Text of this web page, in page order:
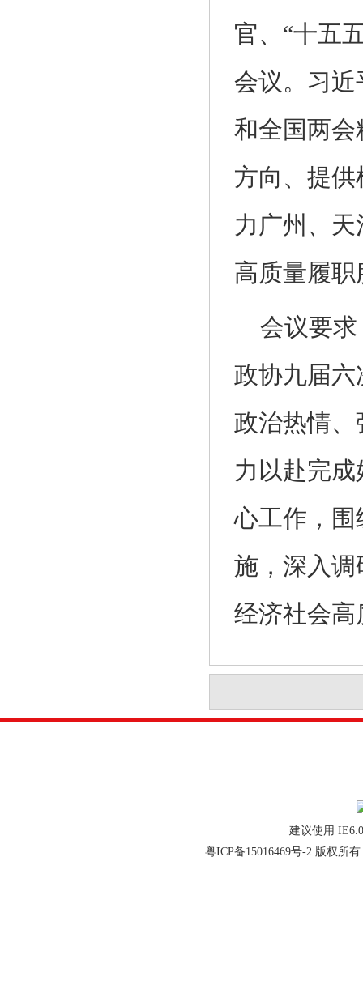
官、“十五
会议。习
和全国两
方向、提
力广州、天
高质量履
会议要求
政协九届
政治热情
力以赴完
心工作，围
施，深入
经济社会